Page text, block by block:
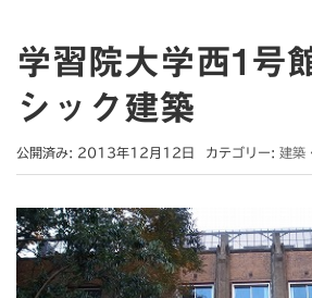
学習院大学西1
シック建築
公開済み: 2013年12月12日 カテゴリー: 建築